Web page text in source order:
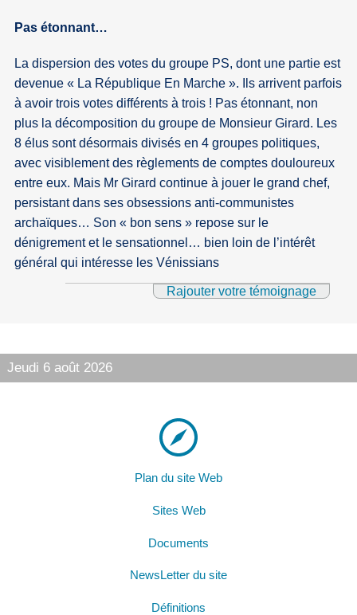
Pas étonnant…
La dispersion des votes du groupe PS, dont une partie est
devenue « La République En Marche ». Ils arrivent parfois
à avoir trois votes différents à trois ! Pas étonnant, non
plus la décomposition du groupe de Monsieur Girard. Les
8 élus sont désormais divisés en 4 groupes politiques,
avec visiblement des règlements de comptes douloureux
entre eux. Mais Mr Girard continue à jouer le grand chef,
persistant dans ses obsessions anti-communistes
archaïques… Son « bon sens » repose sur le
dénigrement et le sensationnel… bien loin de l’intérêt
général qui intéresse les Vénissians
Rajouter votre témoignage
Jeudi 6 août 2026
Plan du site Web
Sites Web
Documents
NewsLetter du site
Définitions